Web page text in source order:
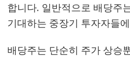
합니다. 일반적으로 배당주
기대하는 중장기 투자자들
배당주는 단순히 주가 상승